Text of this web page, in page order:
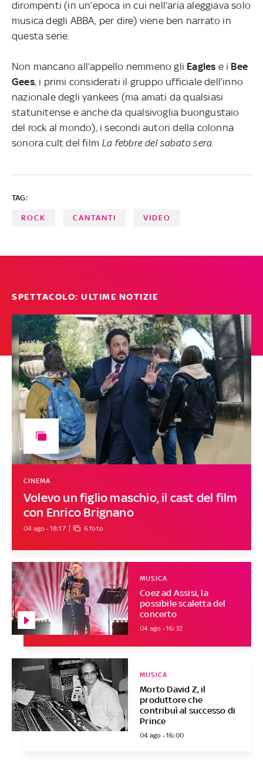
dirompenti (in un’epoca in cui nell’aria aleggiava solo
musica degli ABBA, per dire) viene ben narrato in
questa serie.
Non mancano all’appello nemmeno gli Eagles e i Bee
Gees, i primi considerati il gruppo ufficiale dell’inno
nazionale degli yankees (ma amati da qualsiasi
statunitense e anche da qualsivoglia buongustaio
del rock al mondo), i secondi autori della colonna
sonora cult del film La febbre del sabato sera.
TAG:
ROCK CANTANTI VIDEO
SPETTACOLO: ULTIME NOTIZIE
Volevo un figlio maschio, il cast del film
con Enrico Brignano
CINEMA
04 ago - 18:17 6 foto
Coez ad Assisi, la
possibile scaletta del
concerto
MUSICA
04 ago - 16:32
Morto David Z, il
produttore che
contribuì al successo di
Prince
MUSICA
04 ago - 16:00